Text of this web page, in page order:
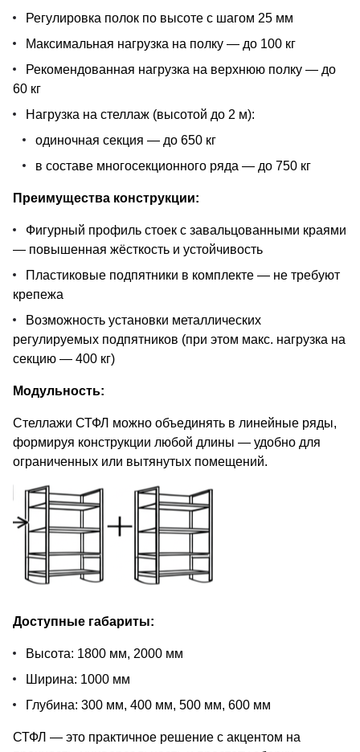
Регулировка полок по высоте с шагом 25 мм
Максимальная нагрузка на полку — до 100 кг
Рекомендованная нагрузка на верхнюю полку — до
60 кг
Нагрузка на стеллаж (высотой до 2 м):
одиночная секция — до 650 кг
в составе многосекционного ряда — до 750 кг
Преимущества конструкции:
Фигурный профиль стоек с завальцованными краями
— повышенная жёсткость и устойчивость
Пластиковые подпятники в комплекте — не требуют
крепежа
Возможность установки металлических
регулируемых подпятников (при этом макс. нагрузка на
секцию — 400 кг)
Модульность:
Стеллажи СТФЛ можно объединять в линейные ряды,
формируя конструкции любой длины — удобно для
ограниченных или вытянутых помещений.
Доступные габариты:
Высота: 1800 мм, 2000 мм
Ширина: 1000 мм
Глубина: 300 мм, 400 мм, 500 мм, 600 мм
СТФЛ — это практичное решение с акцентом на